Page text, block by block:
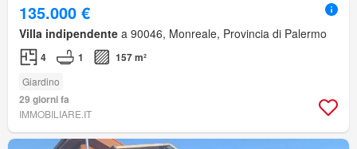
135.000 €
Villa indipendente a 90046, Monreale, Provincia di Palermo
4 1 157 m²
Giardino
29 giorni fa
IMMOBILIARE.IT